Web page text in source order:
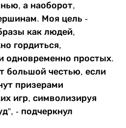
а наоборот,
Моя цель -
как людей,
гордиться,
одновременно простых.
большой честью, если
призерами
игр, символизируя
- подчеркнул